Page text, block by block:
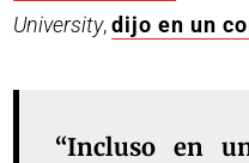
University,dijo en un
“Incluso en